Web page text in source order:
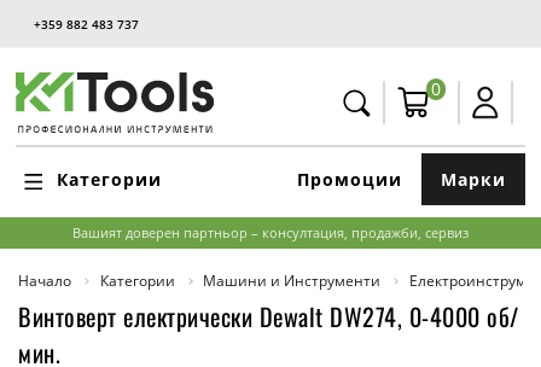
+359 882 483 737
0
Категории Марки
Промоции
Вашият доверен партньор – консултация, продажби, сервиз
Начало Категории Машини и Инструменти
Винтоверт електрически Dewalt DW274, 0-4000 об/
мин.